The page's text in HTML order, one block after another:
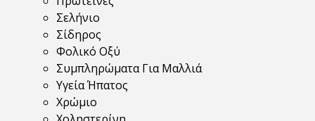
Σελήνιο
Σίδηρος
Φολικό Οξύ
Συμπληρώματα Για Μαλλιά
Υγεία Ήπατος
Χρώμιο